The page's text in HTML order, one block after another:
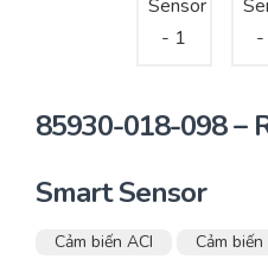
85930-018-098 –
Smart Sensor
Cảm biến ACI Cảm